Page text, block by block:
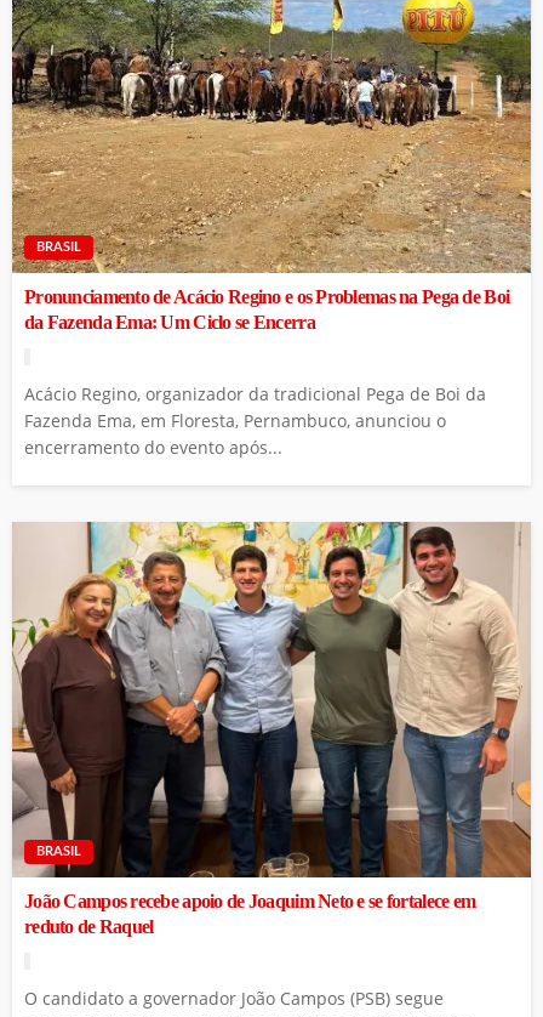
BRASIL
Pronunciamento de Acácio Regino e os Problemas na Pega de Boi
da Fazenda Ema: Um Ciclo se Encerra
Acácio Regino, organizador da tradicional Pega de Boi da
Fazenda Ema, em Floresta, Pernambuco, anunciou o
encerramento do evento após...
BRASIL
João Campos recebe apoio de Joaquim Neto e se fortalece em
reduto de Raquel
O candidato a governador João Campos (PSB) segue